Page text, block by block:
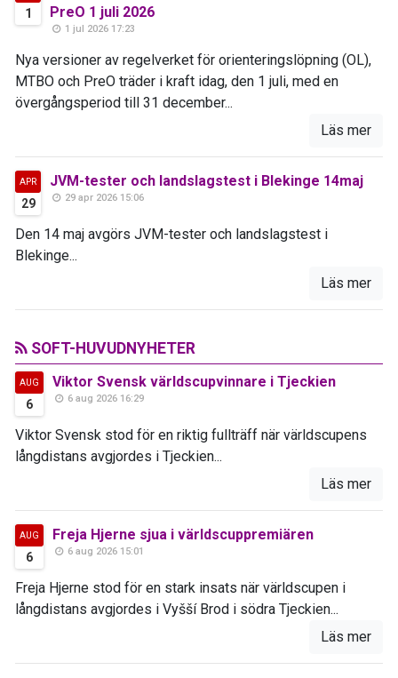
1
PreO 1 juli 2026
1 jul 2026 17:23
Nya versioner av regelverket för orienteringslöpning (OL),
MTBO och PreO träder i kraft idag, den 1 juli, med en
övergångsperiod till 31 december...
Läs mer
APR
29
JVM-tester och landslagstest i Blekinge 14maj
29 apr 2026 15:06
Den 14 maj avgörs JVM-tester och landslagstest i
Blekinge...
Läs mer
SOFT-HUVUDNYHETER
AUG
6
Viktor Svensk världscupvinnare i Tjeckien
6 aug 2026 16:29
Viktor Svensk stod för en riktig fullträff när världscupens
långdistans avgjordes i Tjeckien...
Läs mer
AUG
6
Freja Hjerne sjua i världscuppremiären
6 aug 2026 15:01
Freja Hjerne stod för en stark insats när världscupen i
långdistans avgjordes i Vyšší Brod i södra Tjeckien...
Läs mer